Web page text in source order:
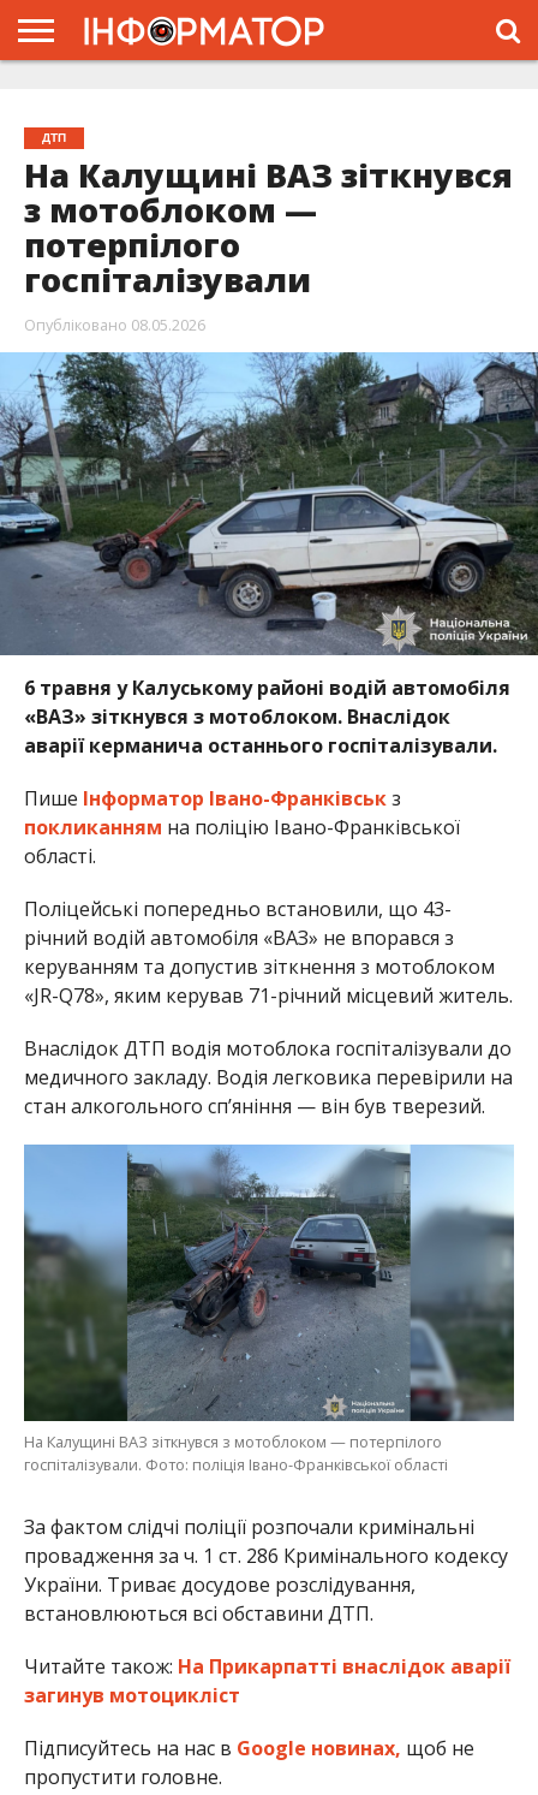
ДТП
На Калущині ВАЗ зіткнувся
з мотоблоком —
потерпілого
госпіталізували
Опубліковано 08.05.2026
6 травня у Калуському районі водій автомобіля
«ВАЗ» зіткнувся з мотоблоком. Внаслідок
аварії керманича останнього госпіталізували.
Пише Інформатор Івано-Франківськз
покликанням на поліцію Івано-Франківської
області.
Поліцейські попередньо встановили, що 43-
річний водій автомобіля «ВАЗ» не впорався з
керуванням та допустив зіткнення з мотоблоком
«JR-Q78», яким керував 71-річний місцевий житель.
Внаслідок ДТП водія мотоблока госпіталізували до
медичного закладу. Водія легковика перевірили на
стан алкогольного сп’яніння — він був тверезий.
На Калущині ВАЗ зіткнувся з мотоблоком — потерпілого
госпіталізували. Фото: поліція Івано-Франківської області
За фактом слідчі поліції розпочали кримінальні
провадження за ч. 1 ст. 286 Кримінального кодексу
України. Триває досудове розслідування,
встановлюються всі обставини ДТП.
Читайте також: На Прикарпатті внаслідок аварії
загинув мотоцикліст
Підписуйтесь на нас в Google новинах, щоб не
пропустити головне.